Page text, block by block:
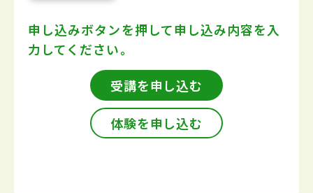
申し込みボタンを押して申し込み内容を入
力してください。
受講を申し込む
体験を申し込む